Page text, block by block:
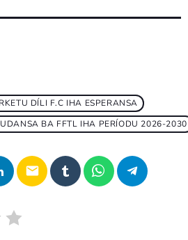
DÍLI F.C IHA ESPERANSA
BA FFTL IHA PERÍODU 2026-2030
email